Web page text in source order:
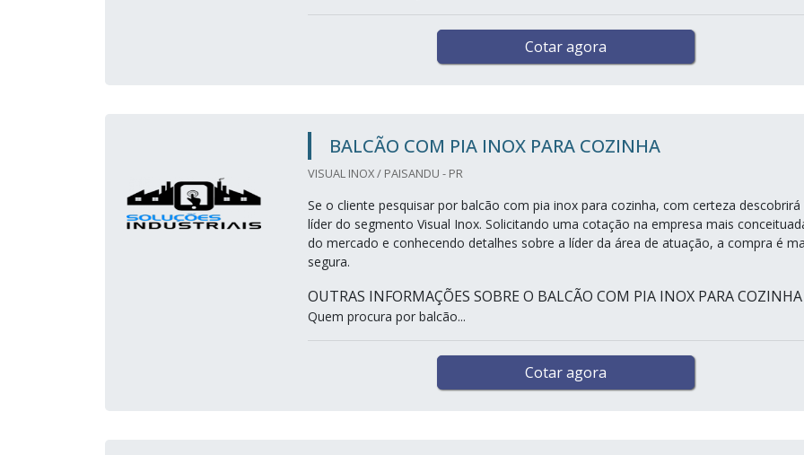
Cotar agora
BALCÃO COM PIA INOX PARA COZINHA
VISUAL INOX / PAISANDU - PR
Se o cliente pesquisar por balcão com pia inox para cozinha, com certeza descobrirá
líder do segmento Visual Inox. Solicitando uma cotação na empresa mais
do mercado e conhecendo detalhes sobre a líder da área de atuação, a compra é
segura.
OUTRAS INFORMAÇÕES SOBRE O BALCÃO COM PIA INOX PARA COZINHA
Quem procura por balcão...
Cotar agora